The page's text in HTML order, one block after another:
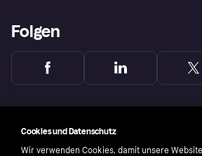
Folgen
Cookies und Datenschutz
Wir verwenden Cookies, damit unsere